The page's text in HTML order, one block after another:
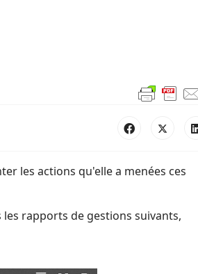
les actions qu'elle a menées ces
rapports de gestions suivants,